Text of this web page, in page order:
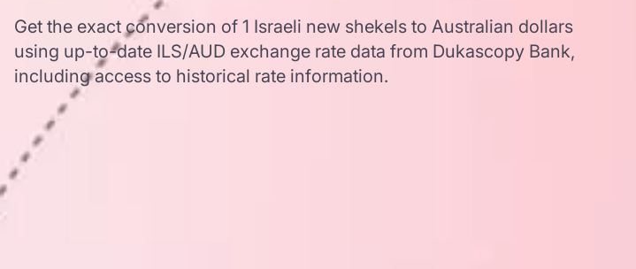
Get the exact conversion of 1 Israeli new shekels to Australian dollars
using up-to-date ILS/AUD exchange rate data from Dukascopy Bank,
including access to historical rate information.